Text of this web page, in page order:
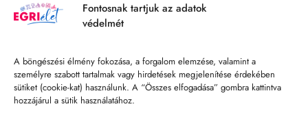
Fontosnak tartjuk az adatok
védelmét
A böngészési élmény fokozása, a forgalom elemzése, valamint a
személyre szabott tartalmak vagy hirdetések megjelenítése érdekében
sütiket (cookie-kat) használunk. A “Összes elfogadása” gombra kattintva
hozzájárul a sütik használatához.